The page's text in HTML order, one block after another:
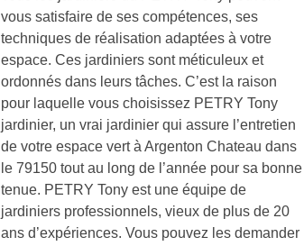
vous satisfaire de ses compétences, ses
techniques de réalisation adaptées à votre
espace. Ces jardiniers sont méticuleux et
ordonnés dans leurs tâches. C’est la raison
pour laquelle vous choisissez PETRY Tony
jardinier, un vrai jardinier qui assure l’entretien
de votre espace vert à Argenton Chateau dans
le 79150 tout au long de l’année pour sa bonne
tenue. PETRY Tony est une équipe de
jardiniers professionnels, vieux de plus de 20
ans d’expériences. Vous pouvez les demander